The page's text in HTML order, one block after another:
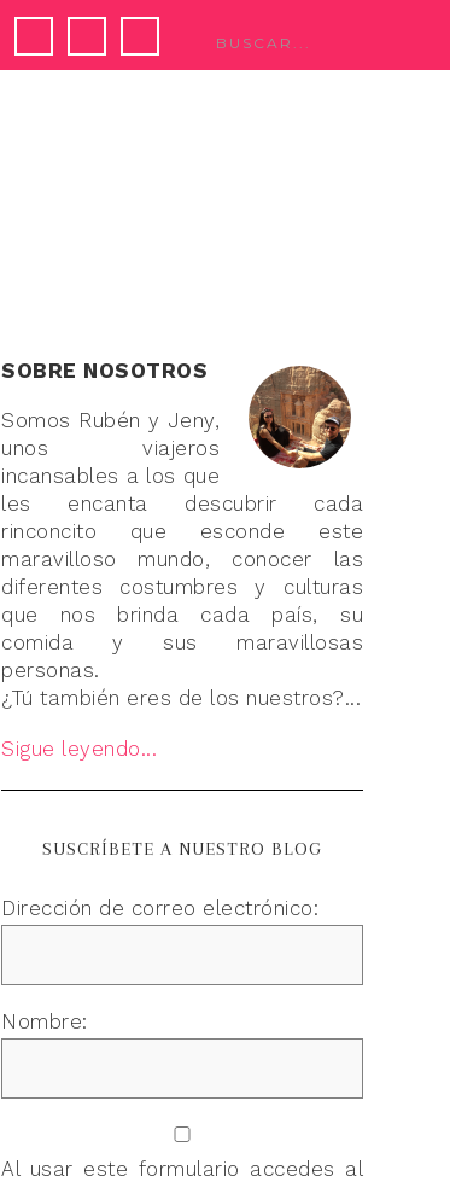
SOBRE NOSOTROS
Somos Rubén y Jeny,
unos viajeros
incansables a los que
les encanta descubrir cada
rinconcito que esconde este
maravilloso mundo, conocer las
diferentes costumbres y culturas
que nos brinda cada país, su
comida y sus maravillosas
personas.
¿Tú también eres de los nuestros?...
Sigue leyendo...
SUSCRÍBETE A NUESTRO BLOG
Dirección de correo electrónico:
Nombre:
Al usar este formulario accedes al